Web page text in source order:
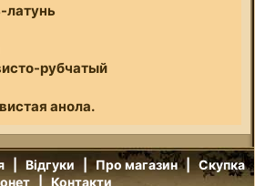
латунь
рубчатый
анола.
Відгуки |Про магазин|Скупка
Контакти